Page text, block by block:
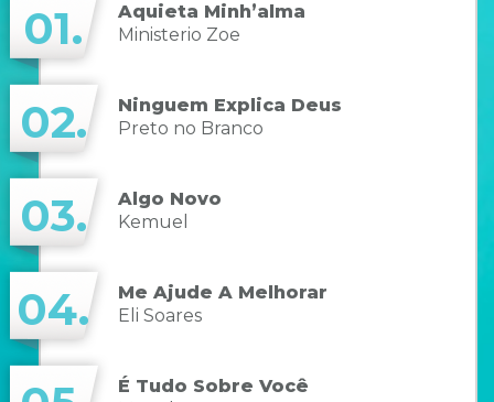
01.
Aquieta Minh’alma
Ministerio Zoe
02.
Ninguem Explica Deus
Preto no Branco
03.
Algo Novo
Kemuel
04.
Me Ajude A Melhorar
Eli Soares
É Tudo Sobre Você